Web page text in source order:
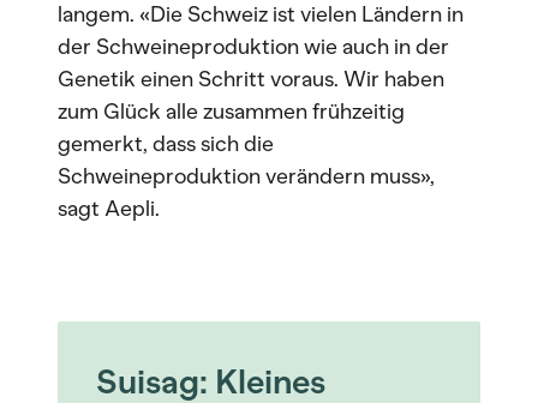
langem. «Die Schweiz ist vielen Ländern in
der Schweineproduktion wie auch in der
Genetik einen Schritt voraus. Wir haben
zum Glück alle zusammen frühzeitig
gemerkt, dass sich die
Schweineproduktion verändern muss»,
sagt Aepli.
Suisag: Kleines